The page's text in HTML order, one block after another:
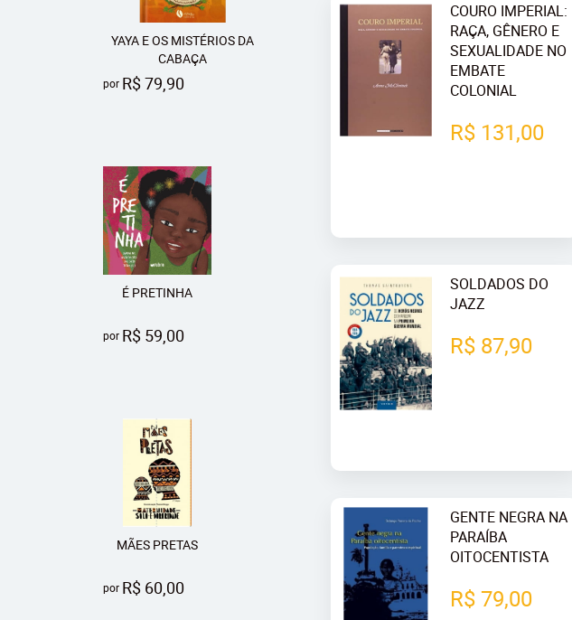
YAYA E OS MISTÉRIOS DA
CABAÇA
por R$ 79,90
É PRETINHA
por R$ 59,00
MÃES PRETAS
por R$ 60,00
COURO IMPERIAL:
RAÇA, GÊNERO E
SEXUALIDADE NO
EMBATE
COLONIAL
R$ 131,00
SOLDADOS DO
JAZZ
R$ 87,90
GENTE NEGRA NA
PARAÍBA
OITOCENTISTA
R$ 79,00